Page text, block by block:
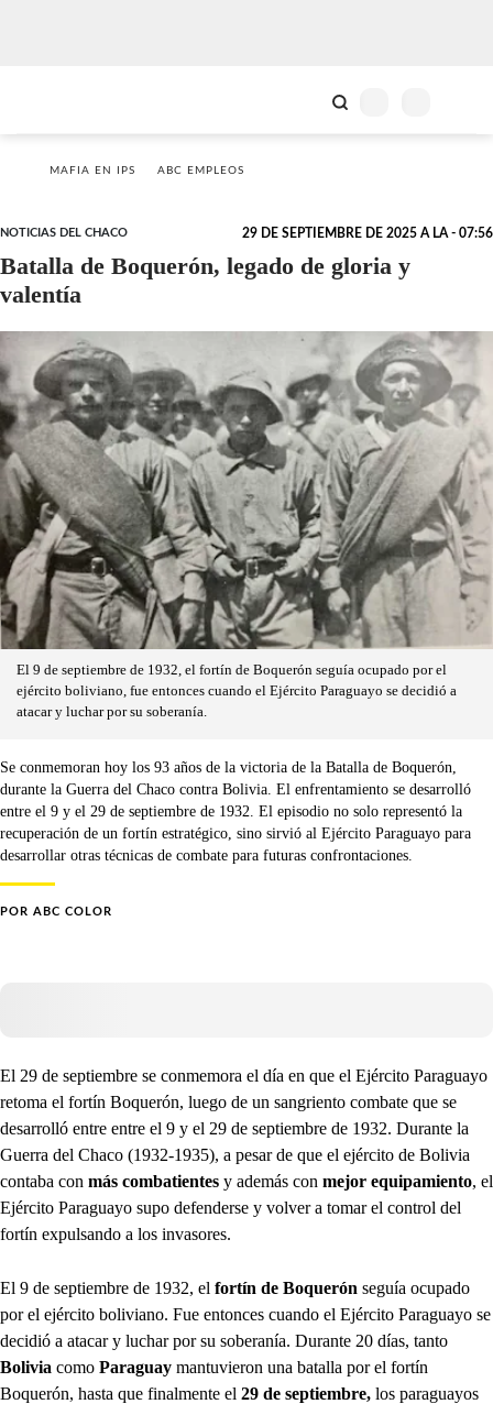
MAFIA EN IPS ABC EMPLEOS
NOTICIAS DEL CHACO 29 DE SEPTIEMBRE DE 2025 A LA - 07:56
Batalla de Boquerón, legado de gloria y
valentía
El 9 de septiembre de 1932, el fortín de Boquerón seguía ocupado por el
ejército boliviano, fue entonces cuando el Ejército Paraguayo se decidió a
atacar y luchar por su soberanía.
Se conmemoran hoy los 93 años de la victoria de la Batalla de Boquerón,
durante la Guerra del Chaco contra Bolivia. El enfrentamiento se desarrolló
entre el 9 y el 29 de septiembre de 1932. El episodio no solo representó la
recuperación de un fortín estratégico, sino sirvió al Ejército Paraguayo para
desarrollar otras técnicas de combate para futuras confrontaciones.
POR ABC COLOR
El 29 de septiembre se conmemora el día en que el Ejército Paraguayo
retoma el fortín Boquerón, luego de un sangriento combate que se
desarrolló entre entre el 9 y el 29 de septiembre de 1932. Durante la
Guerra del Chaco (1932-1935), a pesar de que el ejército de Bolivia
contaba con más combatientes y además con mejor equipamiento, el
Ejército Paraguayo supo defenderse y volver a tomar el control del
fortín expulsando a los invasores.
El 9 de septiembre de 1932, el fortín de Boquerón seguía ocupado
por el ejército boliviano. Fue entonces cuando el Ejército Paraguayo se
decidió a atacar y luchar por su soberanía. Durante 20 días, tanto
Bolivia como Paraguay mantuvieron una batalla por el fortín
Boquerón, hasta que finalmente el 29 de septiembre, los paraguayos